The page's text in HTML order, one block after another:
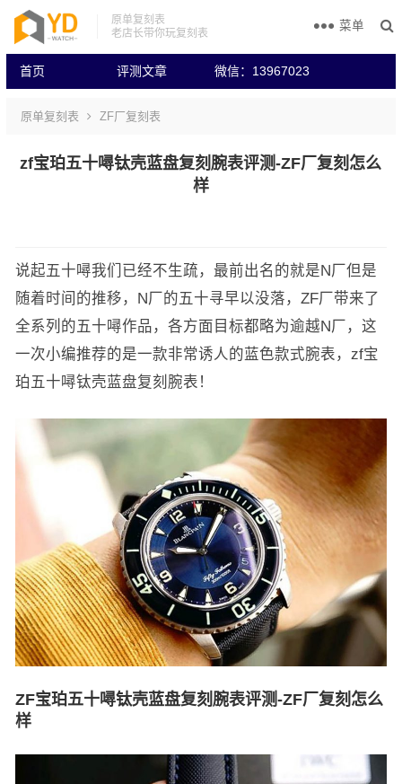
原单复刻表
老店长带你玩复刻表
首页 评测文章 微信：13967023
菜单
原单复刻表 ZF厂复刻表
zf宝珀五十噚钛壳蓝盘复刻腕表评测-ZF厂复刻怎么
样
说起五十噚我们已经不生疏，最前出名的就是N厂但是
随着时间的推移，N厂的五十寻早以没落，ZF厂带来了
全系列的五十噚作品，各方面目标都略为逾越N厂，这
一次小编推荐的是一款非常诱人的蓝色款式腕表，zf宝
珀五十噚钛壳蓝盘复刻腕表！
ZF宝珀五十噚钛壳蓝盘复刻腕表评测-ZF厂复刻怎么
样